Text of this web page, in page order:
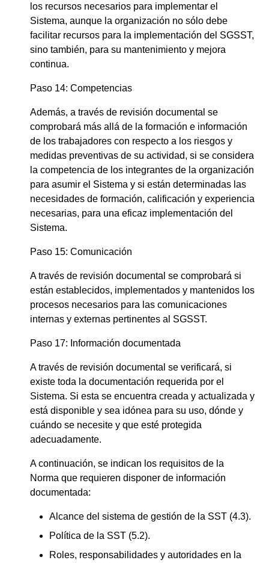
los recursos necesarios para implementar el
Sistema, aunque la organización no sólo debe
facilitar recursos para la implementación del SGSST,
sino también, para su mantenimiento y mejora
continua.
Paso 14: Competencias
Además, a través de revisión documental se
comprobará más allá de la formación e información
de los trabajadores con respecto a los riesgos y
medidas preventivas de su actividad, si se considera
la competencia de los integrantes de la organización
para asumir el Sistema y si están determinadas las
necesidades de formación, calificación y experiencia
necesarias, para una eficaz implementación del
Sistema.
Paso 15: Comunicación
A través de revisión documental se comprobará si
están establecidos, implementados y mantenidos los
procesos necesarios para las comunicaciones
internas y externas pertinentes al SGSST.
Paso 17: Información documentada
A través de revisión documental se verificará, si
existe toda la documentación requerida por el
Sistema. Si esta se encuentra creada y actualizada y
está disponible y sea idónea para su uso, dónde y
cuándo se necesite y que esté protegida
adecuadamente.
A continuación, se indican los requisitos de la
Norma que requieren disponer de información
documentada:
Alcance del sistema de gestión de la SST (4.3).
Política de la SST (5.2).
Roles, responsabilidades y autoridades en la